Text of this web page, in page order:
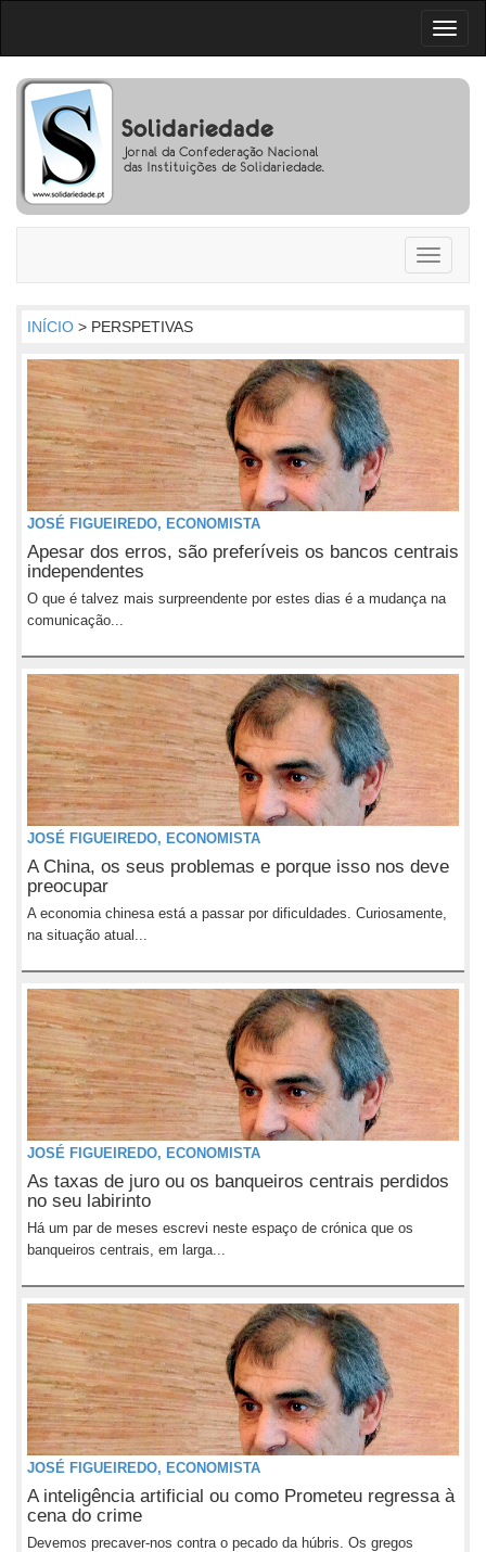
Toggle
INÍCIO > PERSPETIVAS
JOSÉ FIGUEIREDO, ECONOMISTA
Apesar dos erros, são preferíveis os bancos centrais
independentes
O que é talvez mais surpreendente por estes dias é a mudança na
comunicação...
JOSÉ FIGUEIREDO, ECONOMISTA
A China, os seus problemas e porque isso nos deve
preocupar
A economia chinesa está a passar por dificuldades. Curiosamente,
na situação atual...
JOSÉ FIGUEIREDO, ECONOMISTA
As taxas de juro ou os banqueiros centrais perdidos
no seu labirinto
Há um par de meses escrevi neste espaço de crónica que os
banqueiros centrais, em larga...
JOSÉ FIGUEIREDO, ECONOMISTA
A inteligência artificial ou como Prometeu regressa à
cena do crime
Devemos precaver-nos contra o pecado da húbris. Os gregos